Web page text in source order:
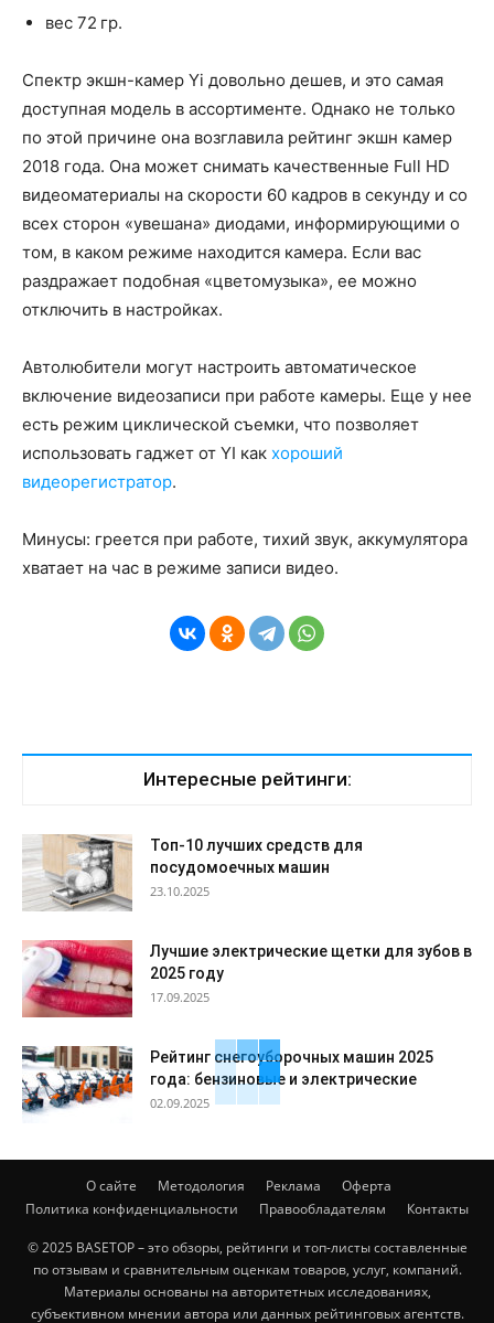
вес 72 гр.
Спектр экшн-камер Yi довольно дешев, и это самая
доступная модель в ассортименте. Однако не только
по этой причине она возглавила рейтинг экшн камер
2018 года. Она может снимать качественные Full HD
видеоматериалы на скорости 60 кадров в секунду и со
всех сторон «увешана» диодами, информирующими о
том, в каком режиме находится камера. Если вас
раздражает подобная «цветомузыка», ее можно
отключить в настройках.
Автолюбители могут настроить автоматическое
включение видеозаписи при работе камеры. Еще у нее
есть режим циклической съемки, что позволяет
использовать гаджет от YI как хороший
видеорегистратор.
Минусы: греется при работе, тихий звук, аккумулятора
хватает на час в режиме записи видео.
Интересные рейтинги:
Топ-10 лучших средств для
посудомоечных машин
23.10.2025
Лучшие электрические щетки для зубов в
2025 году
17.09.2025
Рейтинг снегоуборочных машин 2025
года: бензиновые и электрические
02.09.2025
О сайте Методология Реклама
Оферта
Политика конфиденциальности
Правообладателям Контакты
© 2025 BASETOP – это обзоры, рейтинги и топ-листы составленные
по отзывам и сравнительным оценкам товаров, услуг, компаний.
Материалы основаны на авторитетных исследованиях,
субъективном мнении автора или данных рейтинговых агентств.